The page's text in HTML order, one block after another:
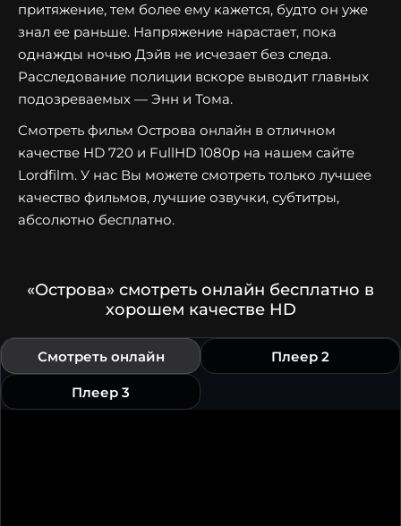
притяжение, тем более ему кажется, будто он уже
знал ее раньше. Напряжение нарастает, пока
однажды ночью Дэйв не исчезает без следа.
Расследование полиции вскоре выводит главных
подозреваемых — Энн и Тома.
Смотреть фильм Острова онлайн в отличном
качестве HD 720 и FullHD 1080p на нашем сайте
Lordfilm. У нас Вы можете смотреть только лучшее
качество фильмов, лучшие озвучки, субтитры,
абсолютно бесплатно.
«Острова» смотреть онлайн бесплатно в
хорошем качестве HD
Смотреть онлайн Плеер 2
Плеер 3